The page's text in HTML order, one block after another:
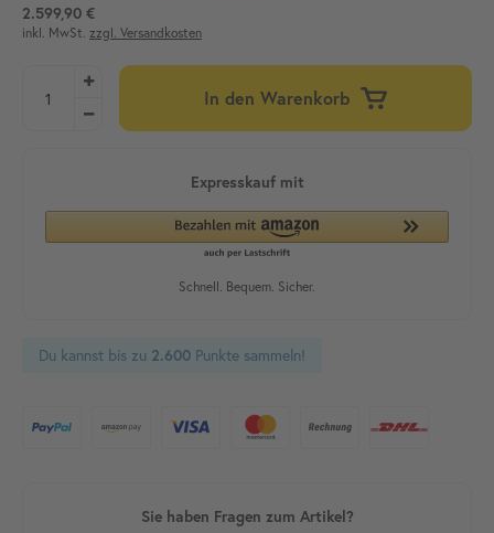
2.599,90 €
inkl. MwSt. zzgl. Versandkosten
In den Warenkorb
Du kannst bis zu 2.600 Punkte sammeln!